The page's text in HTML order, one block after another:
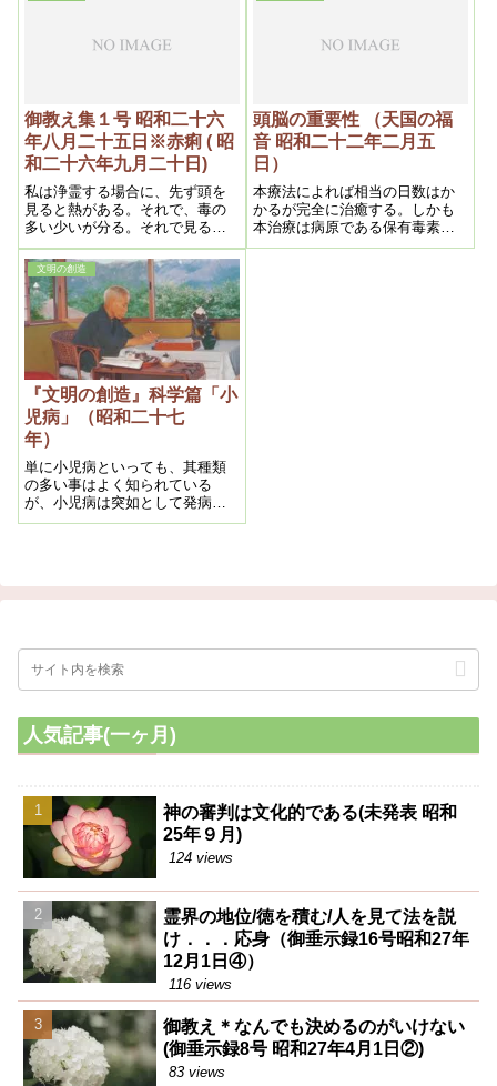
御教え集１号 昭和二十六
年八月二十五日※赤痢 ( 昭
和二十六年九月二十日)
私は浄霊する場合に、先ず頭を
見ると熱がある。それで、毒の
多い少いが分る。それで見るの
が簡単ですね。少し位は結構で
すがね。あんまりあるのはいけ
ない。それから、ここ（頚部）
を見る。ここ（頚部）の冷めた
いのは良いがね。暖かいのはい
けない。そう言う毒血——毒結
ですね。それが溶けて肛門から
出るんです。その場合に、これ
が溶けてお腹に溶け込み、お腹
に留って、それが肛門から出
る。それが赤痢ですから、赤痢
と言うのは頭の病いです
頭脳の重要性 （天国の福
音 昭和二十二年二月五
日）
本療法によれば相当の日数はか
かるが完全に治癒する。しかも
本治療は病原である保有毒素を
外部に排出させる事によって全
文明の創造
『文明の創造』科学篇「小
児病」（昭和二十七
年）
単に小児病といっても、其種類
の多い事はよく知られている
が、小児病は突如として発病す
るものが多く、而（しか）も物
るばかりである。先ずそれから
人気記事(一ヶ月)
神の審判は文化的である(未発表 昭和
25年９月)
124 views
霊界の地位/徳を積む/人を見て法を説
け．．．応身（御垂示録16号昭和27年
12月1日④）
116 views
御教え＊なんでも決めるのがいけない
(御垂示録8号 昭和27年4月1日②)
83 views